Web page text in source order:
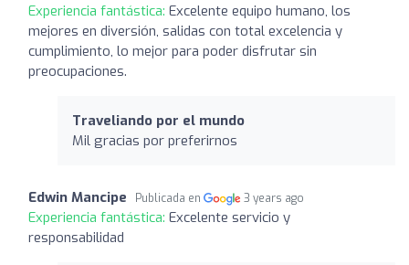
Experiencia fantástica: Excelente equipo humano, los
mejores en diversión, salidas con total excelencia y
cumplimiento, lo mejor para poder disfrutar sin
preocupaciones.
Traveliando por el mundo
Mil gracias por preferirnos
Edwin Mancipe Publicada en 3 years ago
Experiencia fantástica: Excelente servicio y
responsabilidad